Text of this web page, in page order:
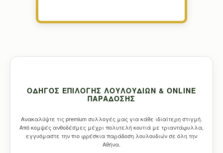
ΟΔΗΓΌΣ ΕΠΙΛΟΓΉΣ ΛΟΥΛΟΥΔΙΏΝ & ONLINE
ΠΑΡΆΔΟΣΗΣ
Ανακαλύψτε τις premium συλλογές μας για κάθε ιδιαίτερη στιγμή.
Από κομψές ανθοδέσμες μέχρι πολυτελή κουτιά με τριαντάφυλλα,
εγγυόμαστε την πιο φρέσκια παράδοση λουλουδιών σε όλη την
Αθήνα.